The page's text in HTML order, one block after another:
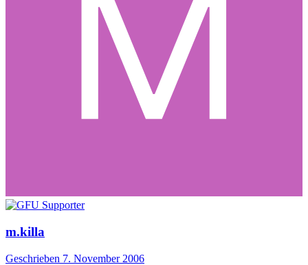
m.killa
Geschrieben 7. November 2006